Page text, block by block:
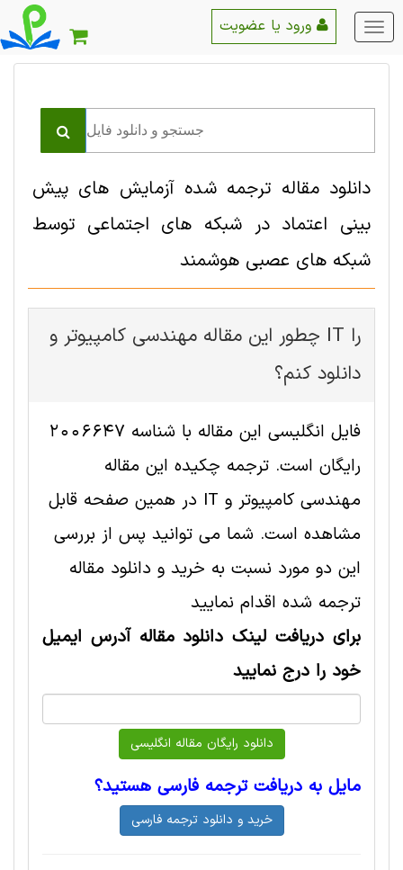
منو
اصلی
دانلود مقاله ترجمه شده آزمایش های پیش
بینی اعتماد در شبکه های اجتماعی توسط
شبکه های عصبی هوشمند
چطور این مقاله مهندسی کامپیوتر و IT را
دانلود کنم؟
فایل انگلیسی این مقاله با شناسه 2006647
رایگان است. ترجمه چکیده این مقاله
مهندسی کامپیوتر و IT در همین صفحه قابل
مشاهده است. شما می توانید پس از بررسی
این دو مورد نسبت به خرید و دانلود مقاله
ترجمه شده اقدام نمایید
برای دریافت لینک دانلود مقاله آدرس ایمیل
خود را درج نمایید
مایل به دریافت ترجمه فارسی هستید؟